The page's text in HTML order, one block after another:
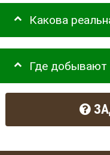
Какова
Где добывают